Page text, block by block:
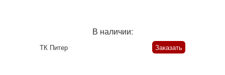
В наличии:
ТК Питер Заказать